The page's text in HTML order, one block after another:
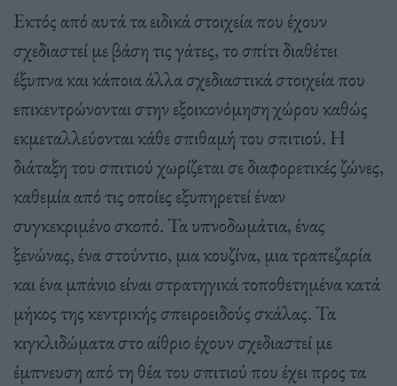
Εκτός από αυτά τα ειδικά στοιχεία που έχουν
σχεδιαστεί με βάση τις γάτες, το σπίτι διαθέτει
έξυπνα και κάποια άλλα σχεδιαστικά στοιχεία που
επικεντρώνονται στην εξοικονόμηση χώρου καθώς
εκμεταλλεύονται κάθε σπιθαμή του σπιτιού. Η
διάταξη του σπιτιού χωρίζεται σε διαφορετικές ζώνες,
καθεμία από τις οποίες εξυπηρετεί έναν
συγκεκριμένο σκοπό. Τα υπνοδωμάτια, ένας
ξενώνας, ένα στούντιο, μια κουζίνα, μια τραπεζαρία
και ένα μπάνιο είναι στρατηγικά τοποθετημένα κατά
μήκος της κεντρικής σπειροειδούς σκάλας. Τα
κιγκλιδώματα στο αίθριο έχουν σχεδιαστεί με
έμπνευση από τη θέα του σπιτιού που έχει προς τα